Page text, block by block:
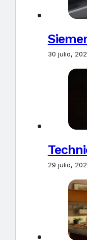
30 julio,
29 julio,